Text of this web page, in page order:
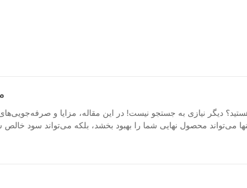
دیگر نیازی به جستجو نیست! در این مقاله، مزایا و صرفه‌جویی‌های
محصول نهایی شما را بهبود بخشد، بلکه می‌تواند سود خالص
رنگ و صرفه‌جویی در خط پوشش‌دهی کویل وقتی صحبت از پوشش
روی یک کویل روکش‌دار می‌تواند تفاوت زیادی در ظاهر محصول